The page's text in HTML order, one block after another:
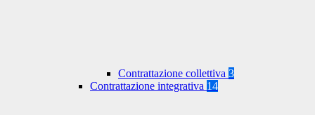
Contrattazione collettiva 3
Contrattazione integrativa 14